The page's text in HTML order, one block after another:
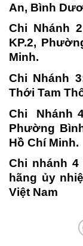
An, Bình
Chi Nhánh
KP.2,
Minh.
Chi Nhánh
Thới Tam
Chi Nhánh
Phường
Hồ Chí Minh.
Chi nhánh
hãng ủy
Việt Nam